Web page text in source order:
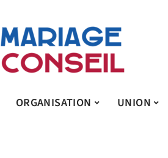
ORGANISATION UNION